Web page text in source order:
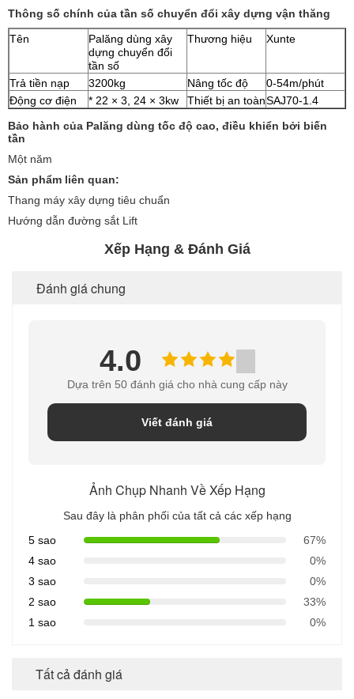
Thông số chính của tần số chuyển đổi xây dựng vận thăng
Tên
Palăng dùng xây
dựng chuyển đổi
tần số
Thương hiệu Xunte
Trả tiền nạp 3200kg Nâng tốc độ
0-54m/phút
Động cơ điện
* 22 × 3, 24 × 3kw Thiết bị an toànSAJ70-1.4
Bảo hành của Palăng dùng tốc độ cao, điều khiển bởi biến
tần
Một năm
Sản phẩm liên quan:
Thang máy xây dựng tiêu chuẩn
Hướng dẫn đường sắt Lift
Xếp Hạng & Đánh Giá
Đánh giá chung
4.0
Dựa trên 50 đánh giá cho nhà cung cấp này
Viết đánh giá
Ảnh Chụp Nhanh Về Xếp Hạng
Sau đây là phân phối của tất cả các xếp hạng
5 sao
67%
4 sao
0%
3 sao
0%
2 sao
33%
1 sao
0%
Tất cả đánh giá